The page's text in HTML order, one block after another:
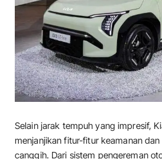
Selain jarak tempuh yang impresif,
menjanjikan fitur-fitur keamanan
canggih. Dari sistem pengereman